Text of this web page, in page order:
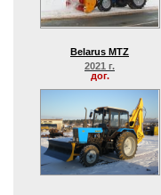
Belarus MTZ
2021 г.
дог.